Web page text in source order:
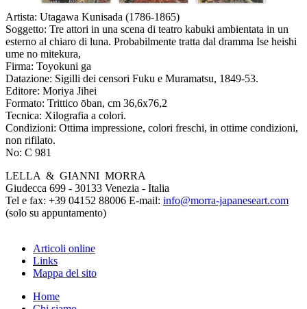
Artista: Utagawa Kunisada (1786-1865)
Soggetto: Tre attori in una scena di teatro kabuki ambientata in un
esterno al chiaro di luna. Probabilmente tratta dal dramma Ise heishi
ume no mitekura,
Firma: Toyokuni ga
Datazione: Sigilli dei censori Fuku e Muramatsu, 1849-53.
Editore: Moriya Jihei
Formato: Trittico ōban, cm 36,6x76,2
Tecnica: Xilografia a colori.
Condizioni: Ottima impressione, colori freschi, in ottime condizioni,
non rifilato.
No: C 981
LELLA & GIANNI MORRA
Giudecca 699 - 30133 Venezia - Italia
Tel e fax: +39 04152 88006 E-mail: info@morra-japaneseart.com
(solo su appuntamento)
Articoli online
Links
Mappa del sito
Home